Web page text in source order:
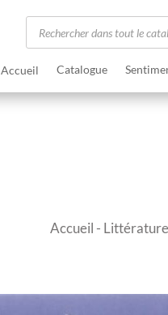
Recherche
de
produits
Accueil
Catalogue
Accueil -